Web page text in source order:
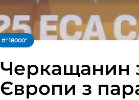
"18000"
Черкащанин
Європи з